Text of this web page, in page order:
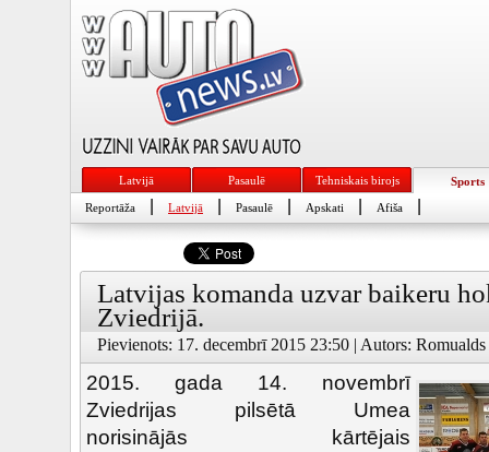
Latvijā Pasaulē Tehniskais birojs
Sports
Reportāža
Latvijā Pasaulē Apskati Afiša
Latvijas komanda uzvar baikeru
Zviedrijā.
Pievienots: 17. decembrī 2015 23:50 | Autors:
2015. gada 14. novembrī
Zviedrijas pilsētā Umea
norisinājās kārtējais